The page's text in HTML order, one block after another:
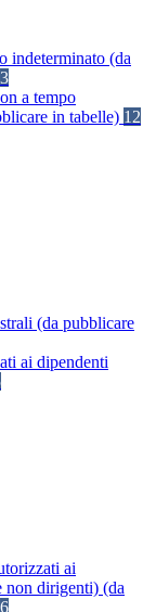
indeterminato (da
3
a tempo
in tabelle) 12
(da pubblicare
ai dipendenti
ai
non dirigenti) (da
6